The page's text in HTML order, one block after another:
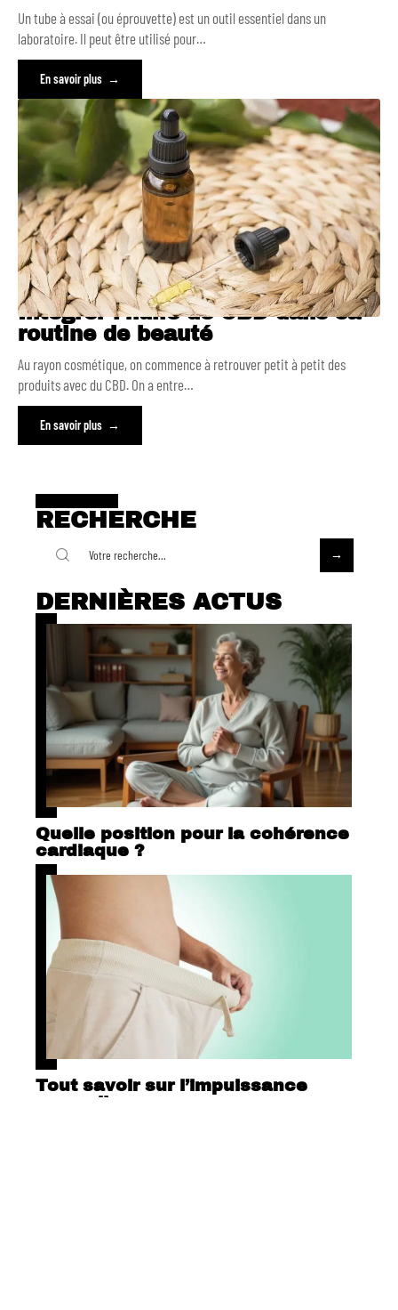
Un tube à essai (ou éprouvette) est un outil essentiel dans un
laboratoire. Il peut être utilisé pour…
En savoir plus
Intégrer l’huile de CBD dans sa
routine de beauté
Au rayon cosmétique, on commence à retrouver petit à petit des
produits avec du CBD. On a entre…
En savoir plus
RECHERCHE
DERNIÈRES ACTUS
Quelle position pour la cohérence
cardiaque ?
Tout savoir sur l’impuissance
masculine